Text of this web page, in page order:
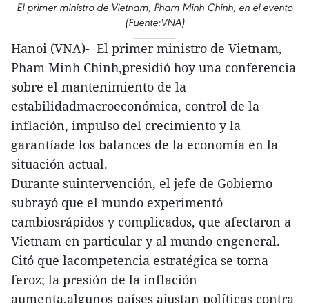
El primer ministro de Vietnam, Pham Minh Chinh, en el evento
(Fuente:VNA)
Hanoi (VNA)- El primer ministro de Vietnam,
Pham Minh Chinh,presidió hoy una conferencia
sobre el mantenimiento de la
estabilidadmacroeconómica, control de la
inflación, impulso del crecimiento y la
garantíade los balances de la economía en la
situación actual.
Durante suintervención, el jefe de Gobierno
subrayó que el mundo experimentó
cambiosrápidos y complicados, que afectaron a
Vietnam en particular y al mundo engeneral.
Citó que lacompetencia estratégica se torna
feroz; la presión de la inflación
aumenta,algunos países ajustan políticas contra